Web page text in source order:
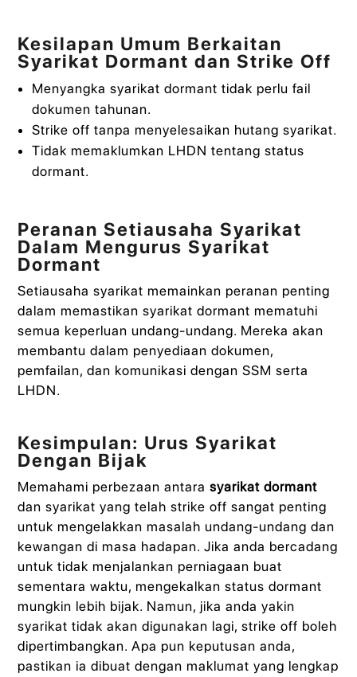
Kesilapan Umum Berkaitan
Syarikat Dormant dan Strike Off
Menyangka syarikat dormant tidak perlu fail
dokumen tahunan.
Strike off tanpa menyelesaikan hutang syarikat.
Tidak memaklumkan LHDN tentang status
dormant.
Peranan Setiausaha Syarikat
Dalam Mengurus Syarikat
Dormant
Setiausaha syarikat memainkan peranan penting
dalam memastikan syarikat dormant mematuhi
semua keperluan undang-undang. Mereka akan
membantu dalam penyediaan dokumen,
pemfailan, dan komunikasi dengan SSM serta
LHDN.
Kesimpulan: Urus Syarikat
Dengan Bijak
Memahami perbezaan antarasyarikat dormant
dan syarikat yang telah strike off sangat penting
untuk mengelakkan masalah undang-undang dan
kewangan di masa hadapan. Jika anda bercadang
untuk tidak menjalankan perniagaan buat
sementara waktu, mengekalkan status dormant
mungkin lebih bijak. Namun, jika anda yakin
syarikat tidak akan digunakan lagi, strike off boleh
dipertimbangkan. Apa pun keputusan anda,
pastikan ia dibuat dengan maklumat yang lengkap